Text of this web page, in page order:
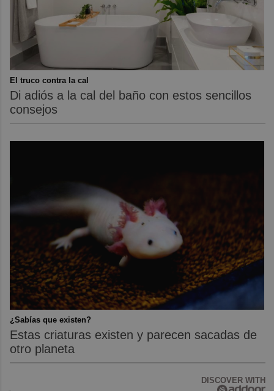
El truco contra la cal
Di adiós a la cal del baño con estos sencillos
consejos
¿Sabías que existen?
Estas criaturas existen y parecen sacadas de
otro planeta
DISCOVER WITH